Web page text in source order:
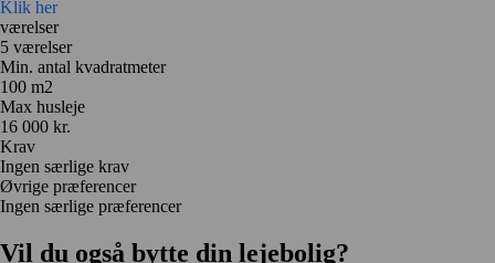
Klik her
værelser
5 værelser
Min. antal kvadratmeter
100 m2
Max husleje
16 000 kr.
Krav
Ingen særlige krav
Øvrige præferencer
Ingen særlige præferencer
Vil du også bytte din lejebolig?